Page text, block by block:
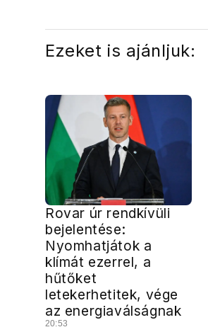
Ezeket is ajánljuk:
Rovar úr rendkívüli
bejelentése:
Nyomhatjátok a
klímát ezerrel, a
hűtőket
letekerhetitek, vége
az energiaválságnak
20:53